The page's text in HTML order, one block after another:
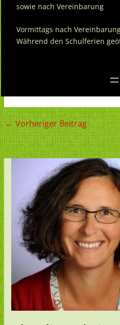
sowie nach Vereinbarung
Vormittags nach
Während den Schulferien
←Vorheriger Beitrag